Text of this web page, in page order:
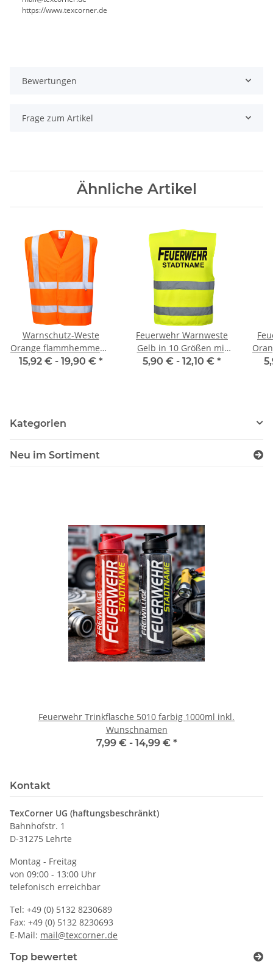
https://www.texcorner.de
Bewertungen
Frage zum Artikel
Ähnliche Artikel
Warnschutz-Weste
Orange flammhemmend
EN ISO 20471 Class 2
15,92 € - 19,90 € *
Feuerwehr Warnweste
Gelb in 10 Größen mit
Stadtnamen
5,90 € - 12,10 € *
Kategorien
Neu im Sortiment
Feuerwehr Trinkflasche 5010 farbig 1000ml inkl.
Wunschnamen
7,99 € - 14,99 € *
Kontakt
TexCorner UG (haftungsbeschränkt)
Bahnhofstr. 1
D-31275 Lehrte
Montag - Freitag
von 09:00 - 13:00 Uhr
telefonisch erreichbar
Tel: +49 (0) 5132 8230689
Fax: +49 (0) 5132 8230693
E-Mail: mail@texcorner.de
Top bewertet